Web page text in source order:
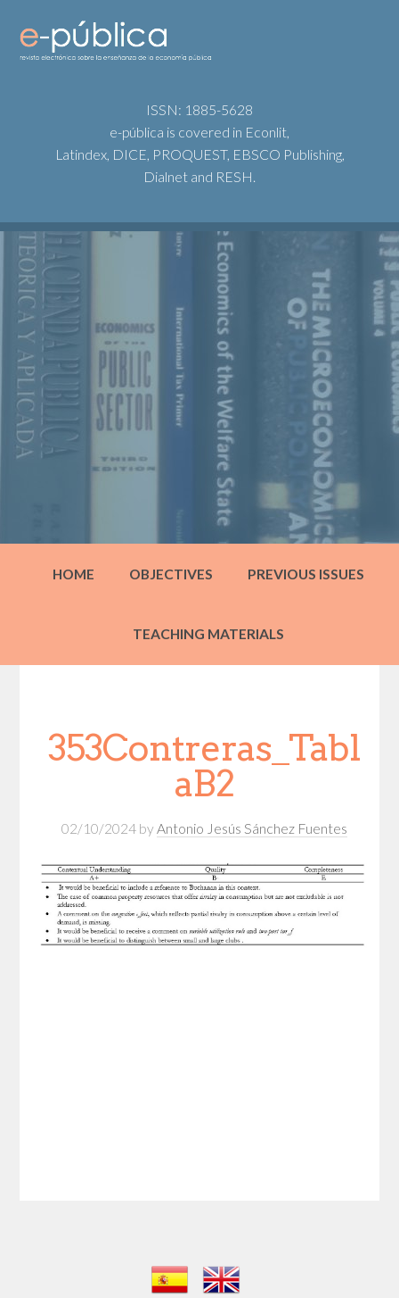
ISSN: 1885-5628
e-pública is covered in Econlit,
Latindex, DICE, PROQUEST, EBSCO Publishing,
Dialnet and RESH.
HOME OBJECTIVES PREVIOUS ISSUES
TEACHING MATERIALS
353Contreras_Tabl
aB2
02/10/2024 by Antonio Jesús Sánchez Fuentes